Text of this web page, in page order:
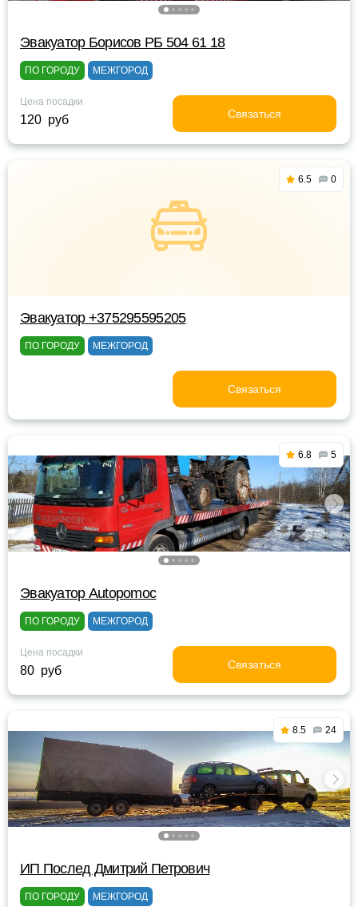
Эвакуатор Борисов РБ 504 61 18
ПО ГОРОДУ МЕЖГОРОД
Цена посадки
120 руб Связаться
6.5 0
Эвакуатор +375295595205
ПО ГОРОДУ МЕЖГОРОД
Связаться
6.8 5
Эвакуатор Autopomoc
ПО ГОРОДУ МЕЖГОРОД
Цена посадки
80 руб Связаться
8.5 24
ИП Послед Дмитрий Петрович
ПО ГОРОДУ МЕЖГОРОД